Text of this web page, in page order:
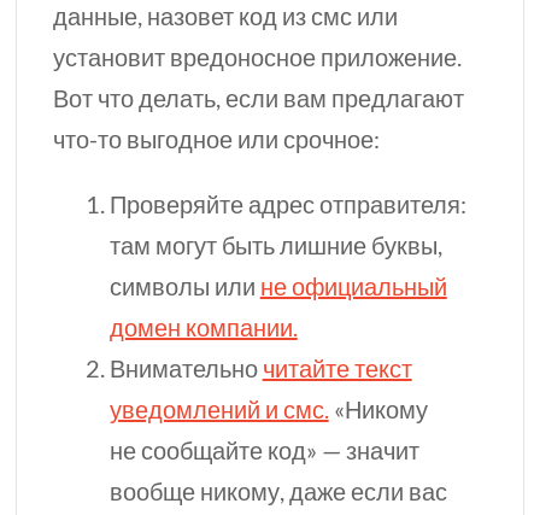
данные, назовет код из смс или
установит вредоносное приложение.
Вот что делать, если вам предлагают
что-то выгодное или срочное:
Проверяйте адрес отправителя:
там могут быть лишние буквы,
символы или не официальный
домен компании.
Внимательно читайте текст
уведомлений и смс. «Никому
не сообщайте код» — значит
вообще никому, даже если вас